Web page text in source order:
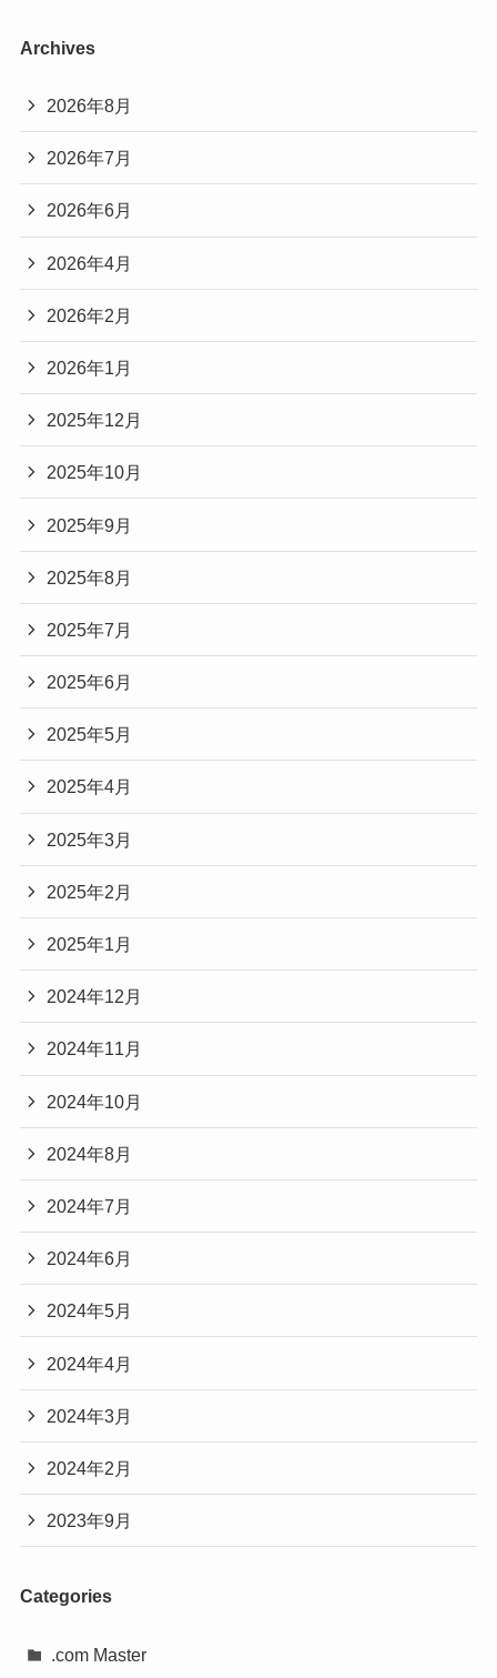
Archives
2026年8月
2026年7月
2026年6月
2026年4月
2026年2月
2026年1月
2025年12月
2025年10月
2025年9月
2025年8月
2025年7月
2025年6月
2025年5月
2025年4月
2025年3月
2025年2月
2025年1月
2024年12月
2024年11月
2024年10月
2024年8月
2024年7月
2024年6月
2024年5月
2024年4月
2024年3月
2024年2月
2023年9月
Categories
.com Master